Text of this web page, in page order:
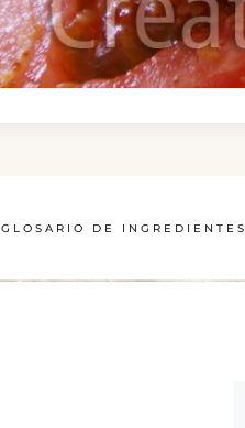
GLOSARIO DE INGREDIENTES